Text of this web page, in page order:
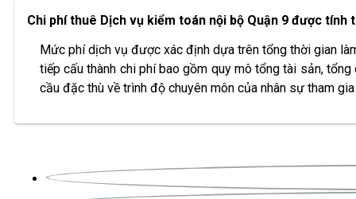
Chi phí thuê Dịch vụ kiểm toán nội bộ Quận 9 được tính
Mức phí dịch vụ được xác định dựa trên tổng thời gian
tiếp cấu thành chi phí bao gồm quy mô tổng tài sản,
cầu đặc thù về trình độ chuyên môn của nhân sự tham